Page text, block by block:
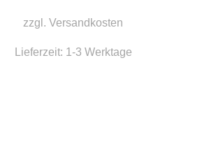
zzgl.Versandkosten
Lieferzeit: 1-3 Werktage